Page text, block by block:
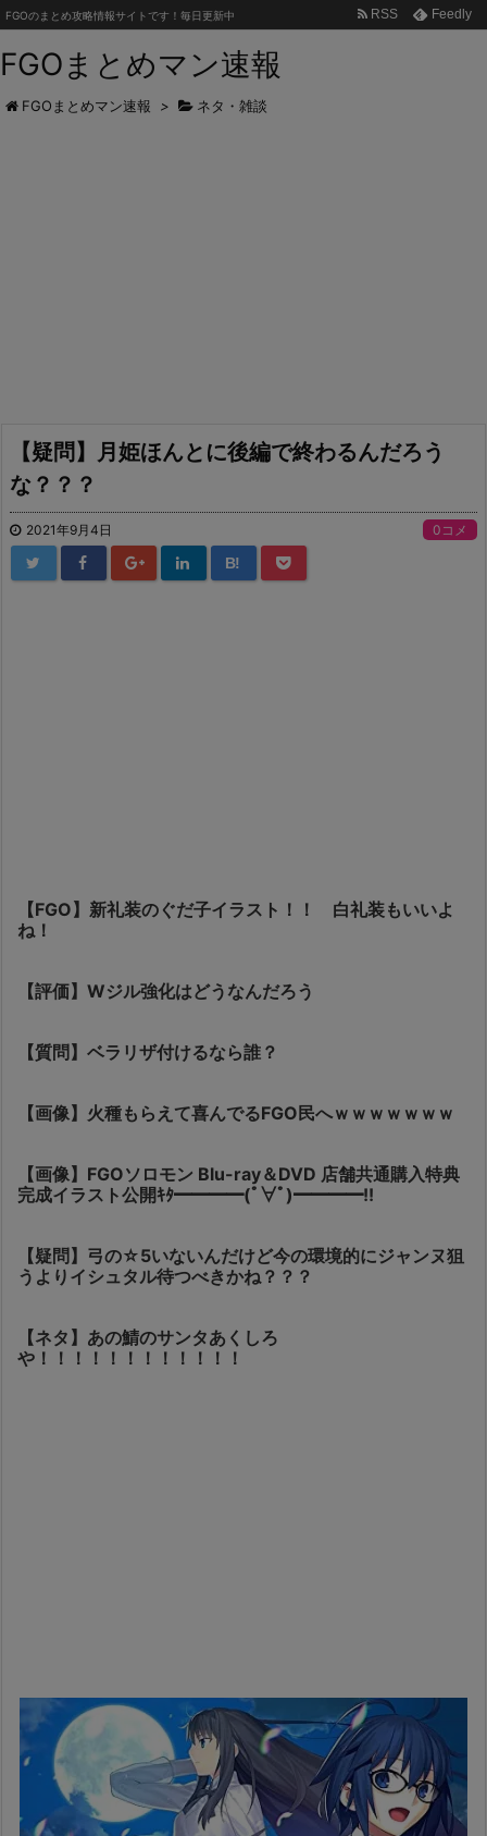
FGOまとめマン速報
FGOのまとめ攻略情報サイトです！毎日更新中 RSS Feedly
FGOまとめマン速報 > ネタ・雑談
【疑問】月姫ほんとに後編で終わるんだろう
な？？？
2021年9月4日 0コメ
B!
【FGO】新礼装のぐだ子イラスト！！ 白礼装もいいよ
ね！
【評価】Wジル強化はどうなんだろう
【質問】ベラリザ付けるなら誰？
【画像】火種もらえて喜んでるFGO民へｗｗｗｗｗｗｗ
【画像】FGOソロモン Blu-ray＆DVD 店舗共通購入特典
完成イラスト公開ｷﾀ━━━━(ﾟ∀ﾟ)━━━━!!
【疑問】弓の☆5いないんだけど今の環境的にジャンヌ狙
うよりイシュタル待つべきかね？？？
【ネタ】あの鯖のサンタあくしろ
や！！！！！！！！！！！！